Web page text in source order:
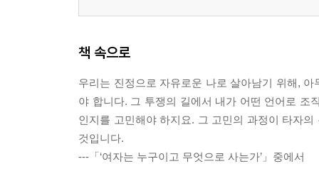
책 속으로
우리는 진정으로 자유로운 나로 살아남기 위해,
야 합니다. 그 투쟁의 길에서 내가 어떤 언어로 조
인지를 고민해야 하지요. 그 고민의 과정이 타자
것입니다.
---「‘여자는 누구이고 무엇으로 사는가’」중에서